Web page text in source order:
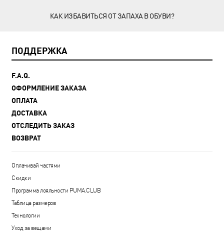
КАК ИЗБАВИТЬСЯ ОТ ЗАПАХА В ОБУВИ?
ПОДДЕРЖКА
F.A.Q.
ОФОРМЛЕНИЕ ЗАКАЗА
ОПЛАТА
ДОСТАВКА
ОТСЛЕДИТЬ ЗАКАЗ
ВОЗВРАТ
Оплачивай частями
Скидки
Программа лояльности PUMA.CLUB
Таблица размеров
Технологии
Уход за вещами